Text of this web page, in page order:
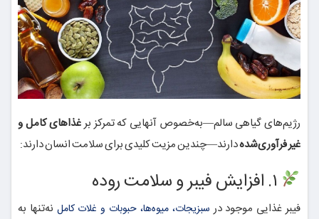
رژیم‌های گیاهی سالم—به‌خصوص آنهایی که تمرکز برغذاهای کامل و
غیر فرآوری‌شدهدارند—چندین مزیت کلیدی برای سلامت انسان دارند:
فیبر غذایی موجود در سبزیجات، میوه‌ها، حبوبات و غلات کامل نه‌تنها به